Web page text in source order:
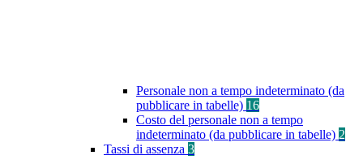
Personale non a tempo indeterminato (da
pubblicare in tabelle) 16
Costo del personale non a tempo
indeterminato (da pubblicare in tabelle) 2
Tassi di assenza 3